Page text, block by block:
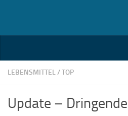
LEBENSMITTEL/TOP
Update –